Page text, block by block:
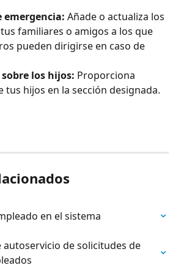
emergencia: Añade o actualiza los
familiares o amigos a los que
pueden dirigirse en caso de
los hijos: Proporciona
tus hijos en la sección designada.
en el sistema
autoservicio de solicitudes de